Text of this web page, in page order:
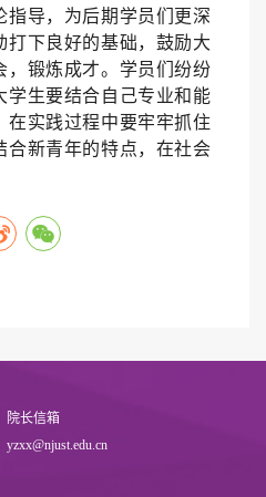
指导，为后期学员们更深
打下良好的基础，鼓励大
，锻炼成才。学员们纷纷
学生要结合自己专业和能
在实践过程中要牢牢抓住
合新青年的特点，在社会
院长信箱
yzxx@njust.edu.cn